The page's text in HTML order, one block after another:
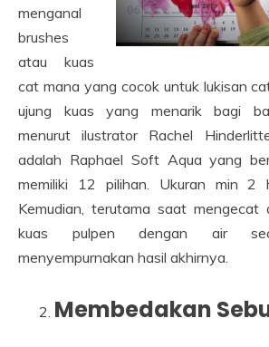
menganal
brushes
atau kuas
cat mana yang cocok untuk lukisan
ujung kuas yang menarik bagi
menurut ilustrator Rachel
adalah Raphael Soft Aqua yang
memiliki 12 pilihan. Ukuran min 2
Kemudian, terutama saat mengecat
kuas pulpen dengan air
menyempurnakan hasil akhirnya.
Membedakan